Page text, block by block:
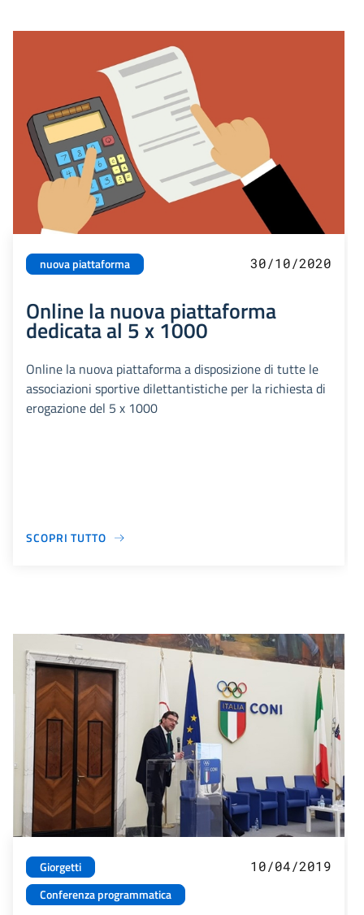
nuova piattaforma 30/10/2020
Online la nuova piattaforma
dedicata al 5 x 1000
Online la nuova piattaforma a disposizione di tutte le
associazioni sportive dilettantistiche per la richiesta di
erogazione del 5 x 1000
SCOPRI TUTTO
Giorgetti
Conferenza programmatica
10/04/2019